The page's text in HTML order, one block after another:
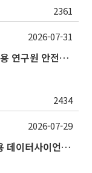
2361
2026년 2학기 대학원 신입생 및 신규 임용 연구원 안전환경교육(신규교육) 실시 안내
2434
2026-07-31
2026학년도 2학기 대학원 융합전공 응용 데이터사이언스 선발 계획 알림
2026-07-29